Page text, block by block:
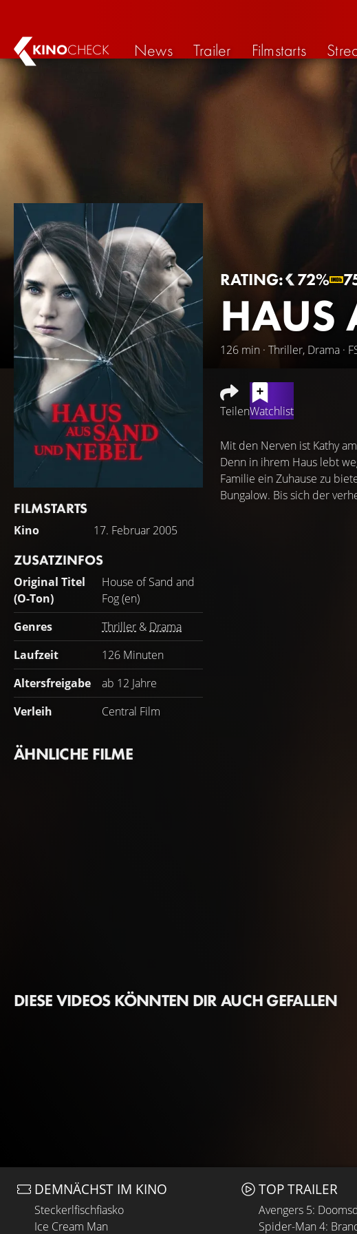
KINOCHECK News Trailer Filmstarts
RATING: 72%
HAUS
126 min · Thriller, Drama ·
FILMSTARTS
Kino 17. Februar 2005
ZUSATZINFOS
Original Titel
(O-Ton)
House of Sand and
Fog (en)
Genres
Thriller & Drama
Laufzeit
126 Minuten
Altersfreigabe
ab 12 Jahre
Verleih
Central Film
TeilenWatchlist
Mit den Nerven ist Kathy
Denn in ihrem Haus lebt
Familie ein Zuhause zu
Bungalow. Bis sich der
ÄHNLICHE FILME
DIESE VIDEOS KÖNNTEN DIR AUCH GEFALLEN
DEMNÄCHST IM KINO
Steckerlfischfiasko
Ice Cream Man
TOP TRAILER
Avengers 5:
Spider-Man 4: